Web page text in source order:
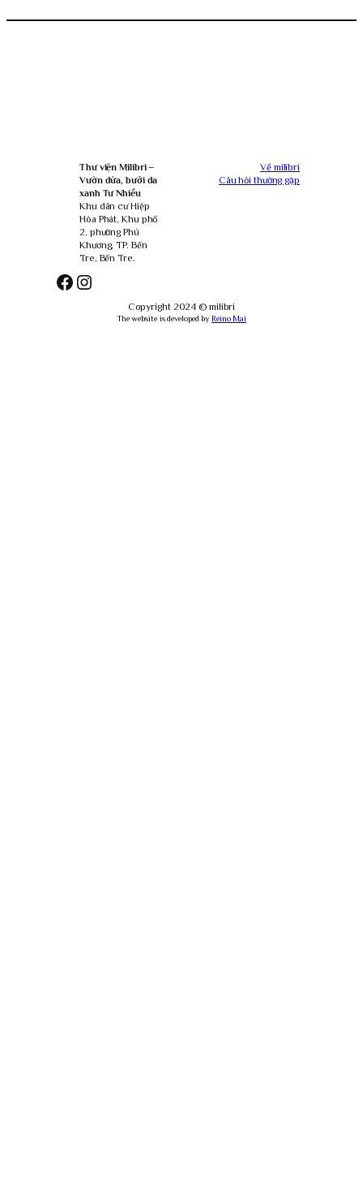
Thư viện Milibri –
Vườn dừa, bưởi da
xanh Tư Nhiều
Khu dân cư Hiệp
Hòa Phát, Khu phố
2, phường Phú
Khương, TP. Bến
Tre, Bến Tre.
Về milibri
Câu hỏi thường gặp
Facebook
Instagram
Copyright 2024 © milibri
The website is developed byReino Mai